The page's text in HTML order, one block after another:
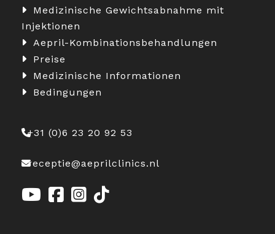
Medizinische Gewichtsabnahme mit
Injektionen
Aepril-Kombinationsbehandlungen
Preise
Medizinische Informationen
Bedingungen
+31 (0)6 23 20 92 53
receptie@aeprilclinics.nl